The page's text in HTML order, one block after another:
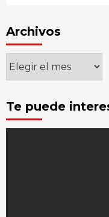
Archivos
Archivos
Te puede